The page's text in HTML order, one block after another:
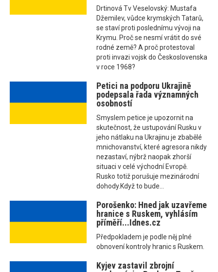
Drtinová Tv Veselovský: Mustafa
Džemilev, vůdce krymských Tatarů,
se staví proti poslednímu vývoji na
Krymu. Proč se nesmí vrátit do své
rodné země? A proč protestoval
proti invazi vojsk do Československa
v roce 1968?
Petici na podporu Ukrajině
podepsala řada významných
osobností
Smyslem petice je upozornit na
skutečnost, že ustupování Rusku v
jeho nátlaku na Ukrajinu je zbabělé
mnichovanství, které agresora nikdy
nezastaví, nýbrž naopak zhorší
situaci v celé východní Evropě.
Rusko totiž porušuje mezinárodní
dohody.Když to bude...
Porošenko: Hned jak uzavřeme
hranice s Ruskem, vyhlásím
příměří...Idnes.cz
Předpokladem je podle něj plné
obnovení kontroly hranic s Ruskem.
Kyjev zastavil zbrojní